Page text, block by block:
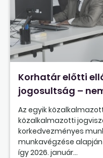
Korhatár előtti
jogosultság –
Az egyik
közalkalmazotti
korkedvezményes
munkavégzése
így 2026. január...